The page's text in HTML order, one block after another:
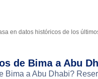
en datos históricos de los
de Bima a Abu
Bima a Abu Dhabi?